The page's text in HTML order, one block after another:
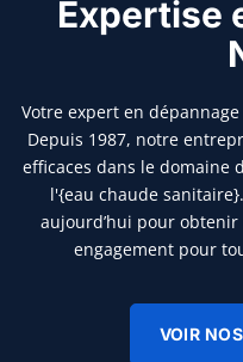
Expertise
Votre expert en
Depuis 1987, notre
efficaces dans le domaine
l'{eau chaude
aujourd’hui pour
engagement pour
VOIR